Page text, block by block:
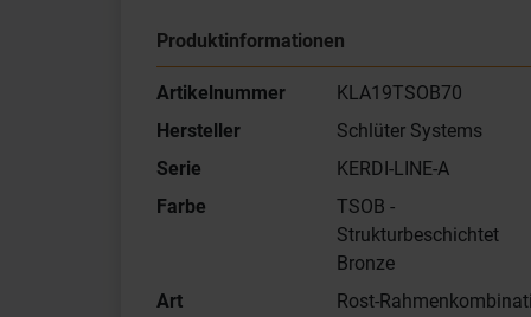
Produktinformationen
Artikelnummer
KLA19TSOB70
Hersteller
Schlüter Systems
Serie
KERDI-LINE-A
Farbe
TSOB -
Strukturbeschichtet
Bronze
Art
Rost-